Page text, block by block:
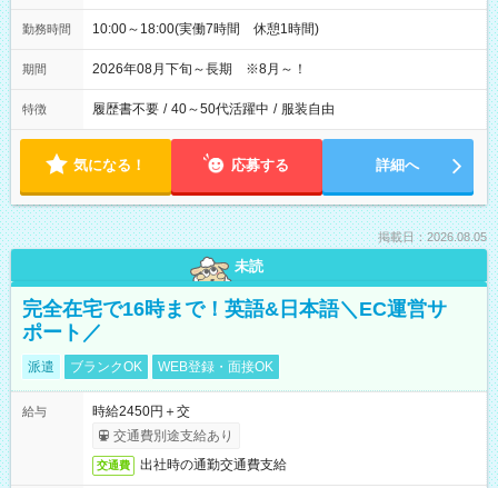
勤務時間 10:00～18:00(実働7時間 休憩1時間)
期間 2026年08月下旬～長期 ※8月～！
特徴 履歴書不要 / 40～50代活躍中 / 服装自由
気になる！ 応募する 詳細へ
掲載日：2026.08.05
未読
完全在宅で16時まで！英語&日本語＼EC運営サ
ポート／
派遣 ブランクOK WEB登録・面接OK
給与
時給2450円＋交
交通費別途支給あり
交通費 出社時の通勤交通費支給